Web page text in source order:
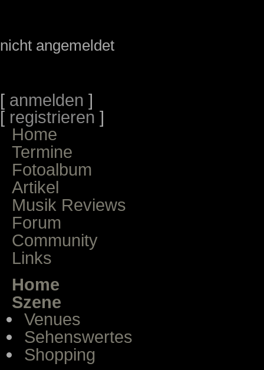
nicht angemeldet
[ anmelden ]
[ registrieren ]
Home
Termine
Fotoalbum
Artikel
Musik Reviews
Forum
Community
Links
Home
Szene
Venues
Sehenswertes
Shopping